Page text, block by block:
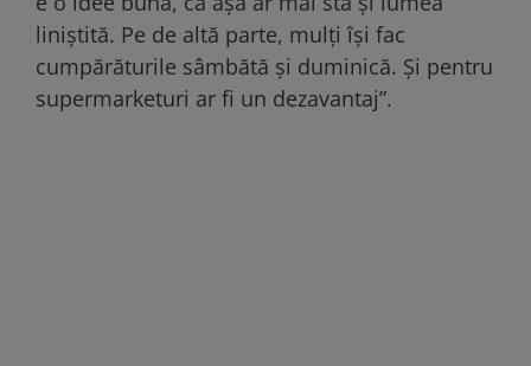
liniştită. Pe de altă parte, mulţi îşi fac
cumpărăturile sâmbătă şi duminică. Şi pentru
supermarketuri ar fi un dezavantaj”.